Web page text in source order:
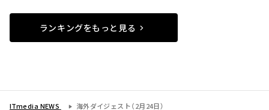
ランキングをもっと見る
ITmedia NEWS 海外ダイジェスト（2月24日）